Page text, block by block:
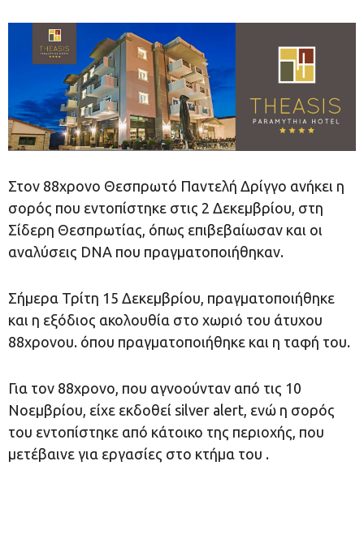
Στον 88χρονο Θεσπρωτό Παντελή Δρίγγο ανήκει η
σορός που εντοπίστηκε στις 2 Δεκεμβρίου, στη
Σίδερη Θεσπρωτίας, όπως επιβεβαίωσαν και οι
αναλύσεις DNA που πραγματοποιήθηκαν.
Σήμερα Τρίτη 15 Δεκεμβρίου, πραγματοποιήθηκε
και η εξόδιος ακολουθία στο χωριό του άτυχου
88χρονου. όπου πραγματοποιήθηκε και η ταφή του.
Για τον 88χρονο, που αγνοούνταν από τις 10
Νοεμβρίου, είχε εκδοθεί silver alert, ενώ η σορός
του εντοπίστηκε από κάτοικο της περιοχής, που
μετέβαινε για εργασίες στο κτήμα του .